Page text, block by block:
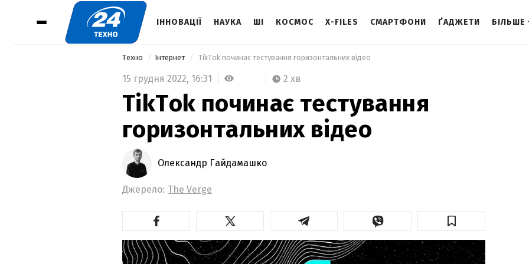
ІННОВАЦІЇ НАУКА ШІ КОСМОС X-FILES СМАРТФОНИ ҐАДЖЕТИ БІЛЬШЕ
Техно Інтернет TikTok починає тестування горизонтальних відео
15 грудня 2022, 16:31 2 хв
TikTok починає тестування
горизонтальних відео
Олександр Гайдамашко
Джерело: The Verge